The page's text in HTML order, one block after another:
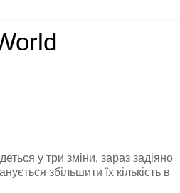
у три зміни, зараз задіяно
збільшити їх кількість в